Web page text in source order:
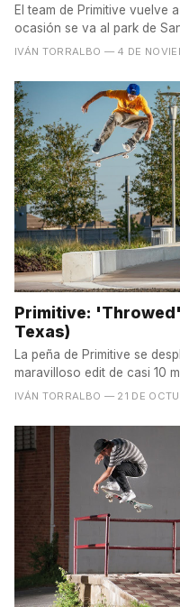
El team de Primitive vuelve
ocasión se va al park de
IVÁN TORRALBO — 4 DE
Primitive:
Texas)
La peña de Primitive se
maravilloso edit de casi 10
IVÁN TORRALBO — 21 DE